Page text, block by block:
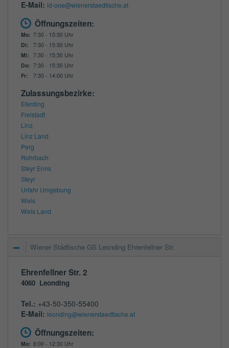
E-Mail: ld-ooe@wienerstaedtische.at
Öffnungszeiten:
Mo: 7:30 - 15:30 Uhr
Di:
7:30 - 15:30 Uhr
Mi: 7:30 - 15:30 Uhr
Do: 7:30 - 15:30 Uhr
Fr:
7:30 - 14:00 Uhr
Zulassungsbezirke:
Eferding
Freistadt
Linz
Linz Land
Perg
Rohrbach
Steyr Enns
Steyr
Urfahr Umgebung
Wels
Wels Land
Wiener Städtische GS Leonding Ehrenfellner Str.
Ehrenfellner Str. 2
4060 Leonding
Tel.: +43-50-350-55400
E-Mail: leonding@wienerstaedtische.at
Öffnungszeiten:
Mo: 8:00 - 12:30 Uhr